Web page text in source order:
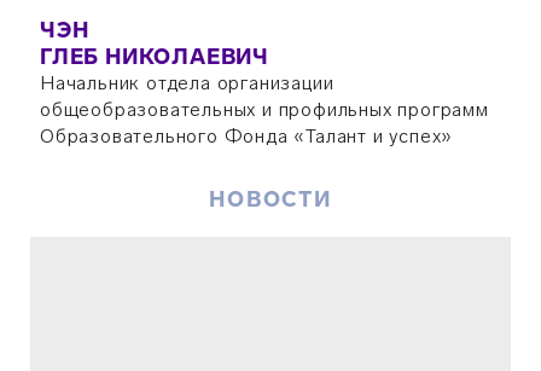
ЧЭН
ГЛЕБ НИКОЛАЕВИЧ
Начальник отдела организации
общеобразовательных и профильных программ
Образовательного Фонда «Талант и успех»
НОВОСТИ